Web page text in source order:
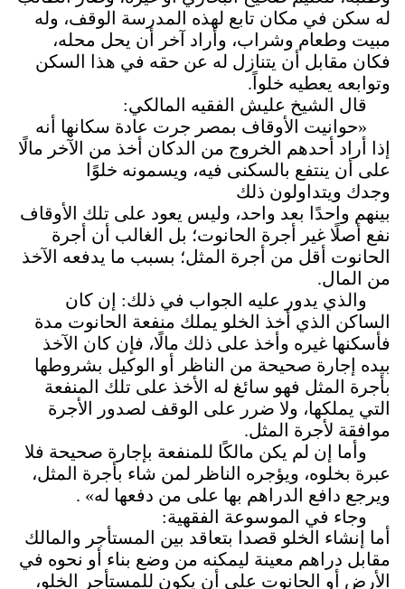
له سكن في مكان تابع لهذه المدرسة الوقف، وله
مبيت وطعام وشراب، وأراد آخر أن يحل محله،
فكان مقابل أن يتنازل له عن حقه في هذا السكن
وتوابعه يعطيه خلواً .
قال الشيخ عليش الفقيه المالكي:
«حوانيت الأوقاف بمصر جرت عادة سكانها أنه
إذا أراد أحدهم الخروج من الدكان أخذ من الآخر مالًا
على أن ينتفع بالسكنى فيه، ويسمونه خلوًا
وجدك ويتداولون ذلك
بينهم واحدًا بعد واحد، وليس يعود على تلك الأوقاف
نفع أصلًا غير أجرة الحانوت؛ بل الغالب أن أجرة
الحانوت أقل من أجرة المثل؛ بسبب ما يدفعه الآخذ
من المال.
والذي يدور عليه الجواب في ذلك: إن كان
الساكن الذي أخذ الخلو يملك منفعة الحانوت مدة
فأسكنها غيره وأخذ على ذلك مالًا، فإن كان الآخذ
بيده إجارة صحيحة من الناظر أو الوكيل بشروطها
بأجرة المثل فهو سائغ له الأخذ على تلك المنفعة
التي يملكها، ولا ضرر على الوقف لصدور الأجرة
موافقة لأجرة المثل.
وأما إن لم يكن مالكًا للمنفعة بإجارة صحيحة فلا
عبرة بخلوه، ويؤجره الناظر لمن شاء بأجرة المثل،
ويرجع دافع الدراهم بها على من دفعها له» .
وجاء في الموسوعة الفقهية:
أما إنشاء الخلو قصدا بتعاقد بين المستأجر والمالك
مقابل دراهم معينة ليمكنه من وضع بناء أو نحوه في
الأرض أو الحانوت على أن يكون للمستأجر الخلو،